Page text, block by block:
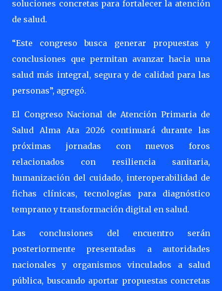
soluciones concretas para fortalecer la atención
de salud.
“Este congreso busca generar propuestas y
conclusiones que permitan avanzar hacia una
salud más integral, segura y de calidad para las
personas”, agregó.
El Congreso Nacional de Atención Primaria de
Salud Alma Ata 2026 continuará durante las
próximas jornadas con nuevos foros
relacionados con resiliencia sanitaria,
humanización del cuidado, interoperabilidad de
fichas clínicas, tecnologías para diagnóstico
temprano y transformación digital en salud.
Las conclusiones del encuentro serán
posteriormente presentadas a autoridades
nacionales y organismos vinculados a salud
pública, buscando aportar propuestas concretas